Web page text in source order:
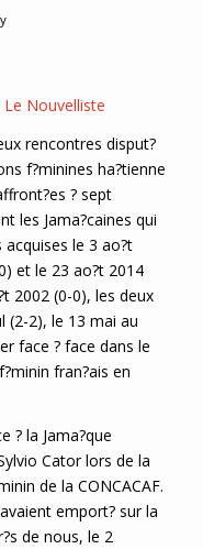
Le Nouvelliste
rencontres disput?
f?minines ha?tienne
? sept
les Jama?caines qui
le 3 ao?t
et le 23 ao?t 2014
2002 (0-0), les deux
(2-2), le 13 mai au
face ? face dans le
fran?ais en
? la Jama?que
Cator lors de la
de la CONCACAF.
emport? sur la
de nous, le 2